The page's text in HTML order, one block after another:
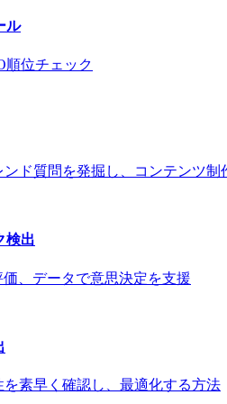
ル
順位チェック
ド質問を発掘し、コンテンツ制
検出
、データで意思決定を支援
素早く確認し、最適化する方法